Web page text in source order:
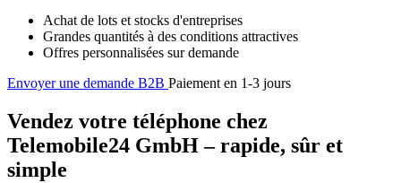
Achat de lots et stocks d'entreprises
Grandes quantités à des conditions attractives
Offres personnalisées sur demande
Envoyer une demande B2B Paiement en 1-3 jours
Vendez votre téléphone chez
Telemobile24 GmbH – rapide, sûr et
simple